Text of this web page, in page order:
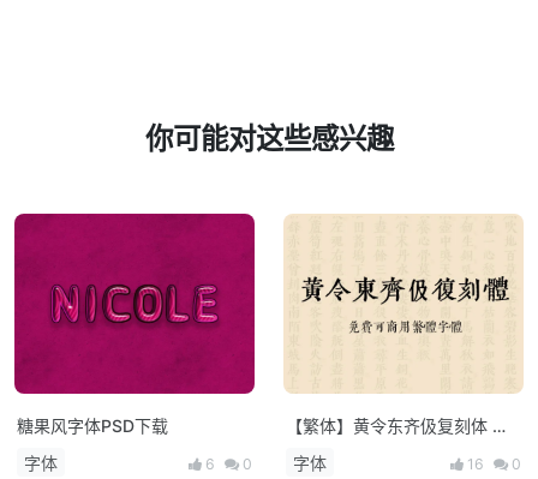
你可能对这些感兴趣
糖果风字体PSD下载
字体
6 0
【繁体】黄令东齐伋复刻体 免
费可商用
字体 16 0